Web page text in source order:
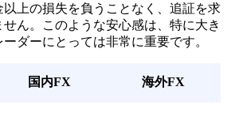
上の損失を負うことなく、追証を求
ん。このような安心感は、特に大き
ダーにとっては非常に重要です。
国内FX 海外FX